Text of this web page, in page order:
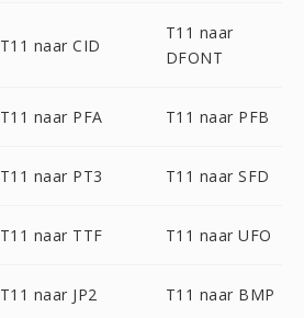
T11 naar CID
T11 naar
DFONT
T11 naar PFA T11 naar PFB
T11 naar PT3 T11 naar SFD
T11 naar TTF T11 naar UFO
T11 naar JP2 T11 naar BMP